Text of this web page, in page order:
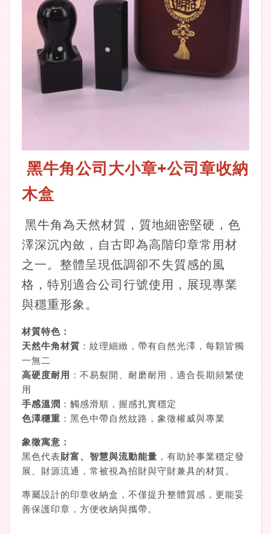
黑牛角公司大小章+公司章收納
木盒
黑牛角為天然材質，質地細密堅硬，色
澤深沉內斂，自古即為高階印章常用材
之一。整體呈現低調卻不失質感的風
格，特別適合公司行號使用，展現專業
與穩重形象。
材質特色：
天然牛角材質 ：紋理細緻，帶有自然光澤，每顆皆獨
一無二
高硬度耐用 ：不易裂開、耐磨耐用，適合長期頻繁使
用
手感溫潤 ：觸感滑順，握感扎實穩定
色澤穩重 ：黑色中帶自然紋路，象徵權威與專業
象徵寓意：
黑色代表財富、智慧與流動能量 ，有助於事業穩定發
展、財源流通，常被視為招財與守財兼具的材質。
專屬設計的印章收納盒，不僅提升整體質感，更能妥
善保護印章，方便收納與攜帶。